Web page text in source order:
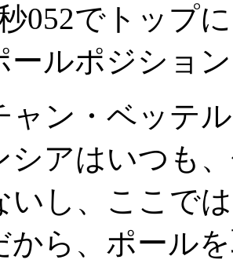
052でトップ
ールポジショ
ャン・ベッテル
シアはいつも
いし、ここで
から、ポール